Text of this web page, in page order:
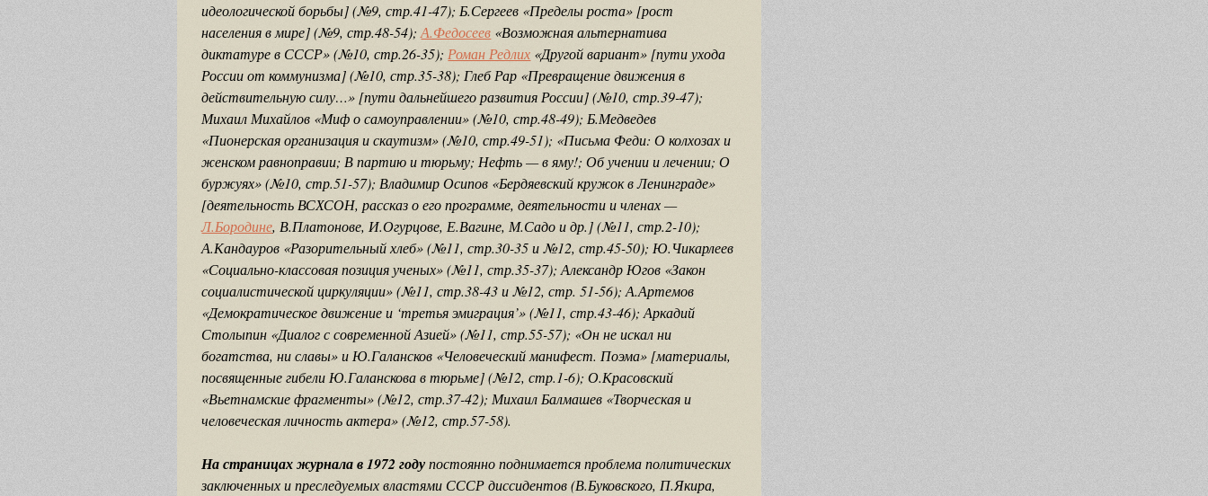
идеологической борьбы] (№9, стр.41-47); Б.Сергеев «Пределы роста» [рост
населения в мире] (№9, стр.48-54);А.Федосеев «Возможная альтернатива
диктатуре в СССР» (№10, стр.26-35);Роман Редлих «Другой вариант» [пути ухода
России от коммунизма] (№10, стр.35-38); Глеб Рар «Превращение движения в
действительную силу…» [пути дальнейшего развития России] (№10, стр.39-47);
Михаил Михайлов «Миф о самоуправлении» (№10, стр.48-49); Б.Медведев
«Пионерская организация и скаутизм» (№10, стр.49-51); «Письма Феди: О колхозах и
женском равноправии; В партию и тюрьму; Нефть — в яму!; Об учении и лечении; О
буржуях» (№10, стр.51-57); Владимир Осипов «Бердяевский кружок в Ленинграде»
[деятельность ВСХСОН, рассказ о его программе, деятельности и членах —
Л.Бородине, В.Платонове, И.Огурцове, Е.Вагине, М.Садо и др.] (№11, стр.2-10);
А.Кандауров «Разорительный хлеб» (№11, стр.30-35 и №12, стр.45-50); Ю.Чикарлеев
«Социально-классовая позиция ученых» (№11, стр.35-37); Александр Югов «Закон
социалистической циркуляции» (№11, стр.38-43 и №12, стр. 51-56); А.Артемов
«Демократическое движение и ‘третья эмиграция’» (№11, стр.43-46); Аркадий
Столыпин «Диалог с современной Азией» (№11, стр.55-57); «Он не искал ни
богатства, ни славы» и Ю.Галансков «Человеческий манифест. Поэма» [материалы,
посвященные гибели Ю.Галанскова в тюрьме] (№12, стр.1-6); О.Красовский
«Вьетнамские фрагменты» (№12, стр.37-42); Михаил Балмашев «Творческая и
человеческая личность актера» (№12, стр.57-58).
На страницах журнала в 1972 годупостоянно поднимается проблема политических
заключенных и преследуемых властями СССР диссидентов (В.Буковского, П.Якира,